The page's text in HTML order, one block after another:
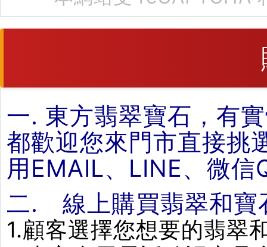
一. 東方翡翠寶石，有
都歡迎您來門市直接挑
用EMAIL、LINE、微信
二. 線上購買翡翠和寶
1.顧客選擇您想要的翡翠